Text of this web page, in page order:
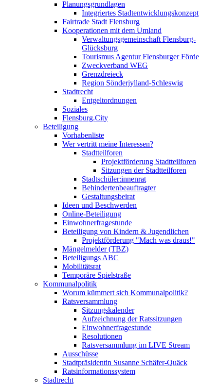
Planungsgrundlagen
Integriertes Stadtentwicklungskonzept
Fairtrade Stadt Flensburg
Kooperationen mit dem Umland
Verwaltungsgemeinschaft Flensburg-
Glücksburg
Tourismus Agentur Flensburger Förde
Zweckverband WEG
Grenzdreieck
Region Sönderjylland-Schleswig
Stadtrecht
Entgeltordnungen
Soziales
Flensburg.City
Beteiligung
Vorhabenliste
Wer vertritt meine Interessen?
Stadtteilforen
Projektförderung Stadtteilforen
Sitzungen der Stadtteilforen
Stadtschüler:innenrat
Behindertenbeauftragter
Gestaltungsbeirat
Ideen und Beschwerden
Online-Beteiligung
Einwohnerfragestunde
Beteiligung von Kindern & Jugendlichen
Projektförderung "Mach was draus!"
Mängelmelder (TBZ)
Beteiligungs ABC
Mobilitätsrat
Temporäre Spielstraße
Kommunalpolitik
Worum kümmert sich Kommunalpolitik?
Ratsversammlung
Sitzungskalender
Aufzeichnung der Ratssitzungen
Einwohnerfragestunde
Resolutionen
Ratsversammlung im LIVE Stream
Ausschüsse
Stadtpräsidentin Susanne Schäfer-Quäck
Ratsinformationssystem
Stadtrecht